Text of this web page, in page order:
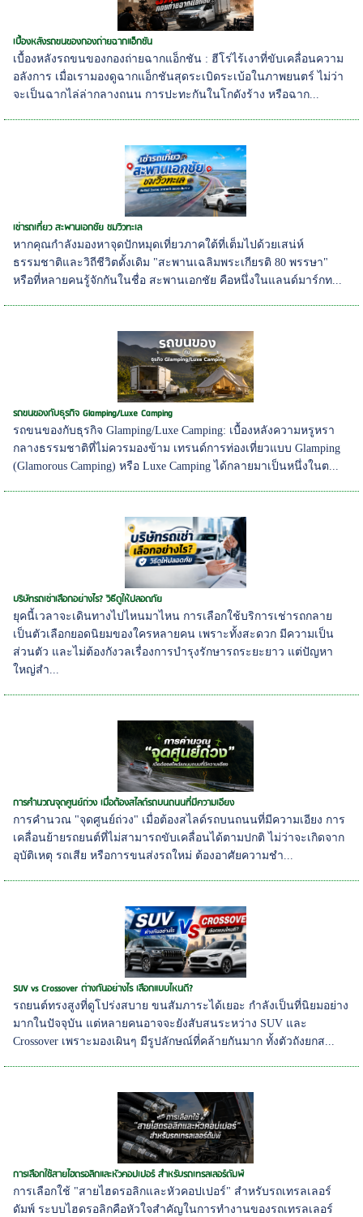
เบื้องหลังรถขนของกองถ่ายฉากแอ็กชัน
เบื้องหลังรถขนของกองถ่ายฉากแอ็กชัน : ฮีโร่ไร้เงาที่ขับเคลื่อนความ
อลังการ เมื่อเรามองดูฉากแอ็กชันสุดระเบิดระเบ้อในภาพยนตร์ ไม่ว่า
จะเป็นฉากไล่ล่ากลางถนน การปะทะกันในโกดังร้าง หรือฉาก...
เช่ารถเที่ยว สะพานเอกชัย ชมวิวทะเล
หากคุณกำลังมองหาจุดปักหมุดเที่ยวภาคใต้ที่เต็มไปด้วยเสน่ห์
ธรรมชาติและวิถีชีวิตดั้งเดิม "สะพานเฉลิมพระเกียรติ 80 พรรษา"
หรือที่หลายคนรู้จักกันในชื่อ สะพานเอกชัย คือหนึ่งในแลนด์มาร์กท...
รถขนของกับธุรกิจ Glamping/Luxe Camping
รถขนของกับธุรกิจ Glamping/Luxe Camping: เบื้องหลังความหรูหรา
กลางธรรมชาติที่ไม่ควรมองข้าม เทรนด์การท่องเที่ยวแบบ Glamping
(Glamorous Camping) หรือ Luxe Camping ได้กลายมาเป็นหนึ่งในต...
บริษัทรถเช่าเลือกอย่างไร? วิธีดูให้ปลอดภัย
ยุคนี้เวลาจะเดินทางไปไหนมาไหน การเลือกใช้บริการเช่ารถกลาย
เป็นตัวเลือกยอดนิยมของใครหลายคน เพราะทั้งสะดวก มีความเป็น
ส่วนตัว และไม่ต้องกังวลเรื่องการบำรุงรักษารถระยะยาว แต่ปัญหา
ใหญ่สำ...
การคำนวณจุดศูนย์ถ่วง เมื่อต้องสไลด์รถบนถนนที่มีความเอียง
การคำนวณ "จุดศูนย์ถ่วง" เมื่อต้องสไลด์รถบนถนนที่มีความเอียง การ
เคลื่อนย้ายรถยนต์ที่ไม่สามารถขับเคลื่อนได้ตามปกติ ไม่ว่าจะเกิดจาก
อุบัติเหตุ รถเสีย หรือการขนส่งรถใหม่ ต้องอาศัยความชำ...
SUV vs Crossover ต่างกันอย่างไร เลือกแบบไหนดี?
รถยนต์ทรงสูงที่ดูโปร่งสบาย ขนสัมภาระได้เยอะ กำลังเป็นที่นิยมอย่าง
มากในปัจจุบัน แต่หลายคนอาจจะยังสับสนระหว่าง SUV และ
Crossover เพราะมองเผินๆ มีรูปลักษณ์ที่คล้ายกันมาก ทั้งตัวถังยกส...
การเลือกใช้สายไฮดรอลิกและหัวคอปเปอร์ สำหรับรถเทรลเลอร์ดัมพ์
การเลือกใช้ "สายไฮดรอลิกและหัวคอปเปอร์" สำหรับรถเทรลเลอร์
ดัมพ์ ระบบไฮดรอลิกคือหัวใจสำคัญในการทำงานของรถเทรลเลอร์